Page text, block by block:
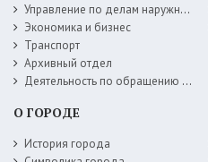
Управление по делам наружной рекламы
Экономика и бизнес
Транспорт
Архивный отдел
Деятельность по обращению с животными без владельцев
О ГОРОДЕ
История города